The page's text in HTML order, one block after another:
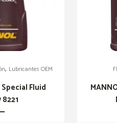
, Lubricantes OEM
Fluid
8221